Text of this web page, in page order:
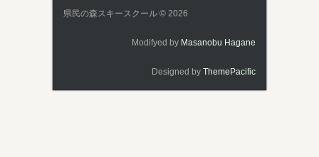
県民の森スキースクール © 2026
Modifyed by Masanobu Hagane
Designed by ThemePacific